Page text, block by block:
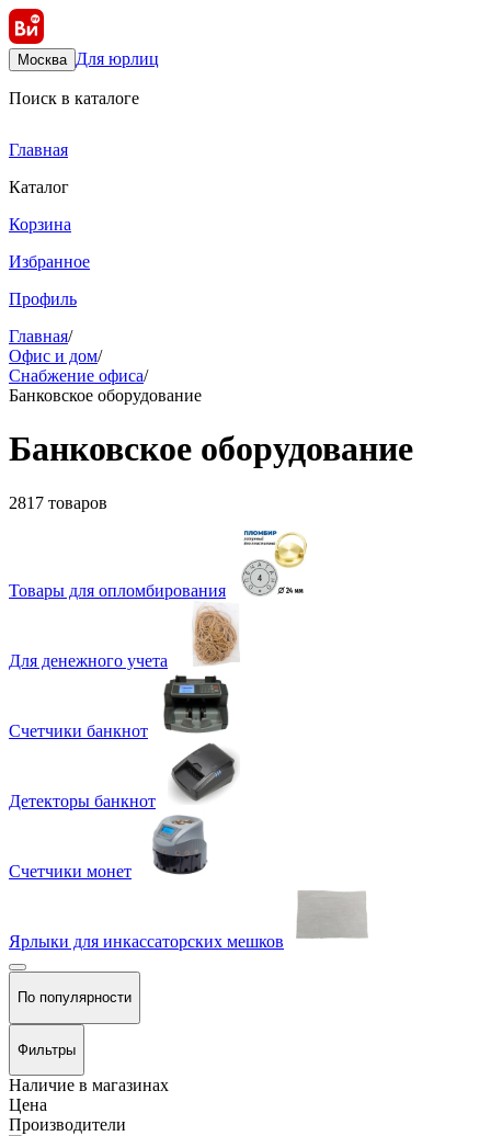
Москва Для юрлиц
Поиск в каталоге
Главная
Каталог
Корзина
Избранное
Профиль
Главная/
Офис и дом/
Снабжение офиса/
Банковское оборудование
Банковское оборудование
2817 товаров
Товары для опломбирования
Для денежного учета
Счетчики банкнот
Детекторы банкнот
Счетчики монет
Ярлыки для инкассаторских мешков
По популярности
Фильтры
Наличие в магазинах
Цена
Производители